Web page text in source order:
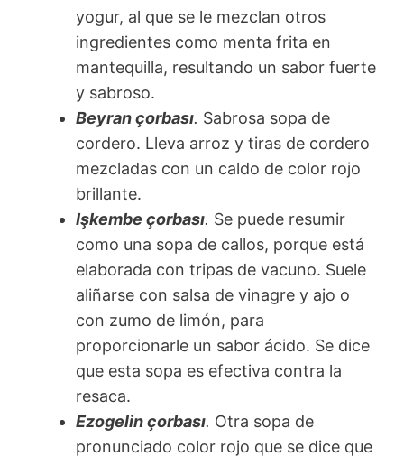
yogur, al que se le mezclan otros
ingredientes como menta frita en
mantequilla, resultando un sabor fuerte
y sabroso.
Beyran çorbası. Sabrosa sopa de
cordero. Lleva arroz y tiras de cordero
mezcladas con un caldo de color rojo
brillante.
Işkembe çorbası. Se puede resumir
como una sopa de callos, porque está
elaborada con tripas de vacuno. Suele
aliñarse con salsa de vinagre y ajo o
con zumo de limón, para
proporcionarle un sabor ácido. Se dice
que esta sopa es efectiva contra la
resaca.
Ezogelin çorbası. Otra sopa de
pronunciado color rojo que se dice que